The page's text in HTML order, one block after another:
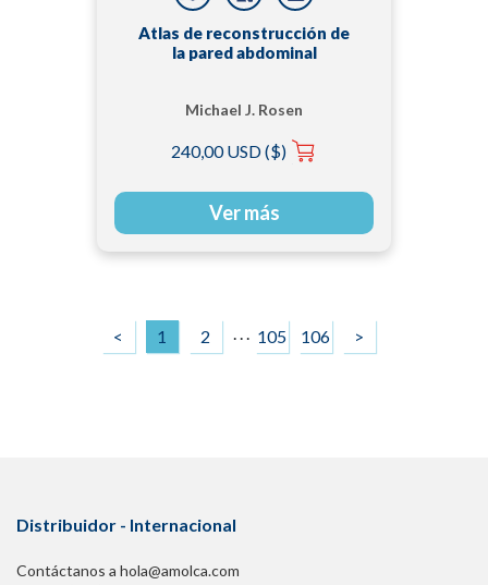
Atlas de reconstrucción de
la pared abdominal
Michael J. Rosen
240,00 USD ($)
Ver más
< 1 2 . . . 105 106 >
Distribuidor - Internacional
Contáctanos a hola@amolca.com